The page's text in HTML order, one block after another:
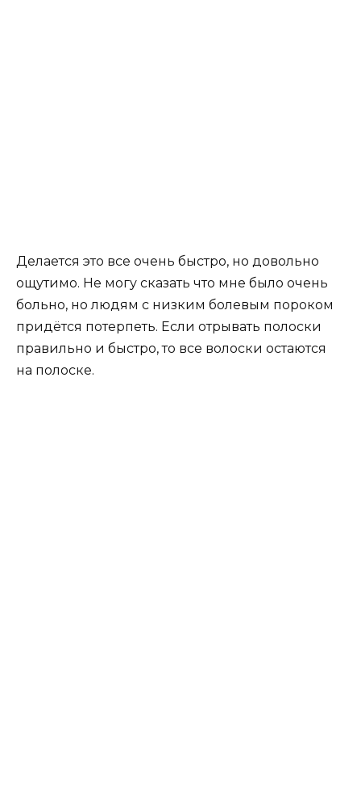
Делается это все очень быстро, но довольно
ощутимо. Не могу сказать что мне было очень
больно, но людям с низким болевым пороком
придётся потерпеть. Если отрывать полоски
правильно и быстро, то все волоски остаются
на полоске.